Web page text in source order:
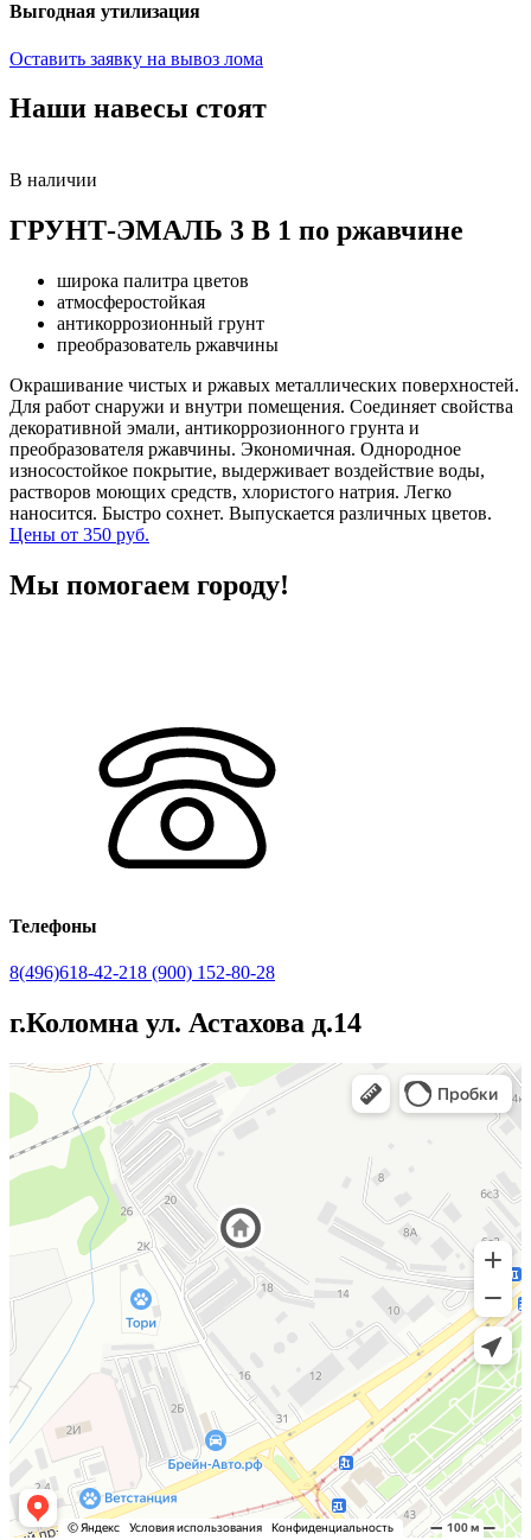
Выгодная утилизация
Оставить заявку на вывоз лома
Наши навесы стоят
В наличии
ГРУНТ-ЭМАЛЬ 3 В 1 по ржавчине
широка палитра цветов
атмосферостойкая
антикоррозионный грунт
преобразователь ржавчины
Окрашивание чистых и ржавых металлических поверхностей.
Для работ снаружи и внутри помещения. Соединяет свойства
декоративной эмали, антикоррозионного грунта и
преобразователя ржавчины. Экономичная. Однородное
износостойкое покрытие, выдерживает воздействие воды,
растворов моющих средств, хлористого натрия. Легко
наносится. Быстро сохнет. Выпускается различных цветов.
Цены от 350 руб.
Мы помогаем городу!
Телефоны
8(496)618-42-218 (900) 152-80-28
г.Коломна ул. Астахова д.14